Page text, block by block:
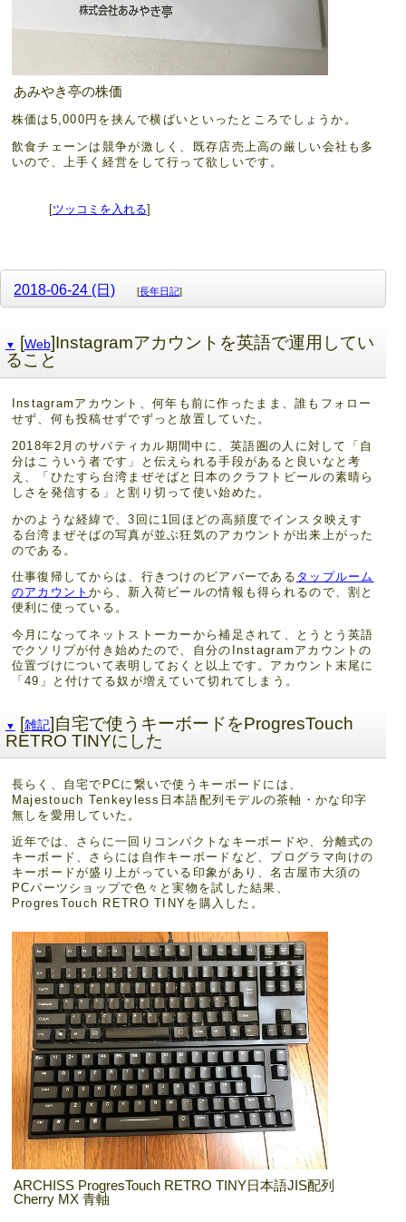
あみやき亭の株価
株価は5,000円を挟んで横ばいといったところでしょうか。
飲食チェーンは競争が激しく、既存店売上高の厳しい会社も多
いので、上手く経営をして行って欲しいです。
[ツッコミを入れる]
2018-06-24 (日) [長年日記]
▼ [Web]Instagramアカウントを英語で運用してい
ること
Instagramアカウント、何年も前に作ったまま、誰もフォロー
せず、何も投稿せずでずっと放置していた。
2018年2月のサバティカル期間中に、英語圏の人に対して「自
分はこういう者です」と伝えられる手段があると良いなと考
え、「ひたすら台湾まぜそばと日本のクラフトビールの素晴ら
しさを発信する」と割り切って使い始めた。
かのような経緯で、3回に1回ほどの高頻度でインスタ映えす
る台湾まぜそばの写真が並ぶ狂気のアカウントが出来上がった
のである。
仕事復帰してからは、行きつけのビアバーである タップルーム
のアカウントから、新入荷ビールの情報も得られるので、割と
便利に使っている。
今月になってネットストーカーから補足されて、とうとう英語
でクソリプが付き始めたので、自分のInstagramアカウントの
位置づけについて表明しておくと以上です。アカウント末尾に
「49」と付けてる奴が増えていて切れてしまう。
▼ [雑記]自宅で使うキーボードをProgresTouch
RETRO TINYにした
長らく、自宅でPCに繋いで使うキーボードには、
Majestouch Tenkeyless日本語配列モデルの茶軸・かな印字
無しを愛用していた。
近年では、さらに一回りコンパクトなキーボードや、分離式の
キーボード、さらには自作キーボードなど、プログラマ向けの
キーボードが盛り上がっている印象があり、名古屋市大須の
PCパーツショップで色々と実物を試した結果、
ProgresTouch RETRO TINYを購入した。
ARCHISS ProgresTouch RETRO TINY日本語JIS配列
Cherry MX 青軸